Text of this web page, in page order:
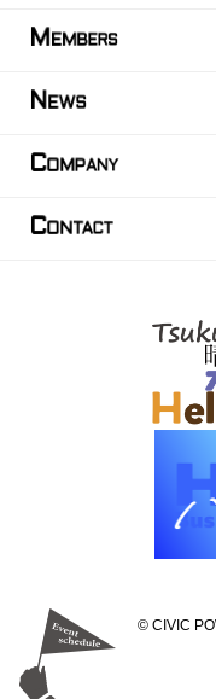
M EMBERS
N EWS
COMPANY
CONTACT
©︎ CIVIC